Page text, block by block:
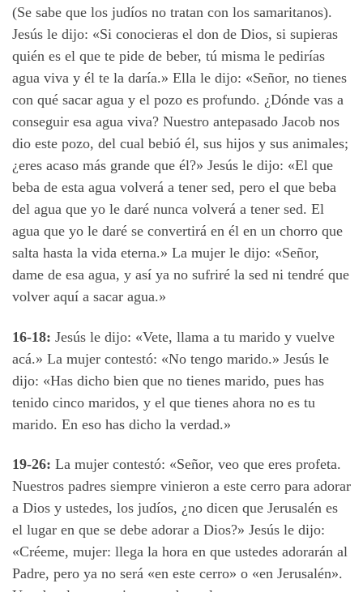
(Se sabe que los judíos no tratan con los samaritanos).
Jesús le dijo: «Si conocieras el don de Dios, si supieras
quién es el que te pide de beber, tú misma le pedirías
agua viva y él te la daría.» Ella le dijo: «Señor, no tienes
con qué sacar agua y el pozo es profundo. ¿Dónde vas a
conseguir esa agua viva? Nuestro antepasado Jacob nos
dio este pozo, del cual bebió él, sus hijos y sus animales;
¿eres acaso más grande que él?» Jesús le dijo: «El que
beba de esta agua volverá a tener sed, pero el que beba
del agua que yo le daré nunca volverá a tener sed. El
agua que yo le daré se convertirá en él en un chorro que
salta hasta la vida eterna.» La mujer le dijo: «Señor,
dame de esa agua, y así ya no sufriré la sed ni tendré que
volver aquí a sacar agua.»
16-18: Jesús le dijo: «Vete, llama a tu marido y vuelve
acá.» La mujer contestó: «No tengo marido.» Jesús le
dijo: «Has dicho bien que no tienes marido, pues has
tenido cinco maridos, y el que tienes ahora no es tu
marido. En eso has dicho la verdad.»
19-26: La mujer contestó: «Señor, veo que eres profeta.
Nuestros padres siempre vinieron a este cerro para adorar
a Dios y ustedes, los judíos, ¿no dicen que Jerusalén es
el lugar en que se debe adorar a Dios?» Jesús le dijo:
«Créeme, mujer: llega la hora en que ustedes adorarán al
Padre, pero ya no será «en este cerro» o «en Jerusalén».